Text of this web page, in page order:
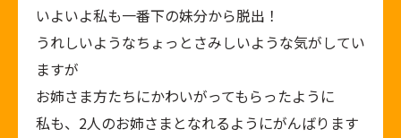
いよいよ私も一番下の妹分から脱出！
うれしいようなちょっとさみしいような気がしてい
ますが
お姉さま方たちにかわいがってもらったように
私も、2人のお姉さまとなれるようにがんばります